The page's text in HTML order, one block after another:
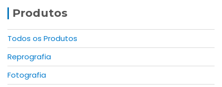
chosen
product
Produtos
Todos os Produtos
Reprografia
Fotografia